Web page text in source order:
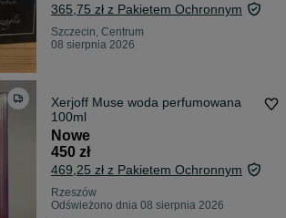
365,75 zł z Pakietem Ochronnym
Szczecin, Centrum
08 sierpnia 2026
Xerjoff Muse woda perfumowana
100ml
Nowe
450 zł
469,25 zł z Pakietem Ochronnym
Rzeszów
Odświeżono dnia 08 sierpnia 2026